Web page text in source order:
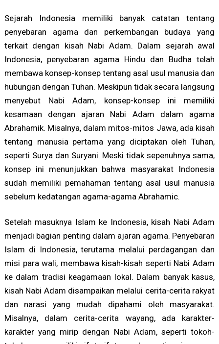
Sejarah Indonesia memiliki banyak catatan tentang
penyebaran agama dan perkembangan budaya yang
terkait dengan kisah Nabi Adam. Dalam sejarah awal
Indonesia, penyebaran agama Hindu dan Budha telah
membawa konsep-konsep tentang asal usul manusia dan
hubungan dengan Tuhan. Meskipun tidak secara langsung
menyebut Nabi Adam, konsep-konsep ini memiliki
kesamaan dengan ajaran Nabi Adam dalam agama
Abrahamik. Misalnya, dalam mitos-mitos Jawa, ada kisah
tentang manusia pertama yang diciptakan oleh Tuhan,
seperti Surya dan Suryani. Meski tidak sepenuhnya sama,
konsep ini menunjukkan bahwa masyarakat Indonesia
sudah memiliki pemahaman tentang asal usul manusia
sebelum kedatangan agama-agama Abrahamic.
Setelah masuknya Islam ke Indonesia, kisah Nabi Adam
menjadi bagian penting dalam ajaran agama. Penyebaran
Islam di Indonesia, terutama melalui perdagangan dan
misi para wali, membawa kisah-kisah seperti Nabi Adam
ke dalam tradisi keagamaan lokal. Dalam banyak kasus,
kisah Nabi Adam disampaikan melalui cerita-cerita rakyat
dan narasi yang mudah dipahami oleh masyarakat.
Misalnya, dalam cerita-cerita wayang, ada karakter-
karakter yang mirip dengan Nabi Adam, seperti tokoh-